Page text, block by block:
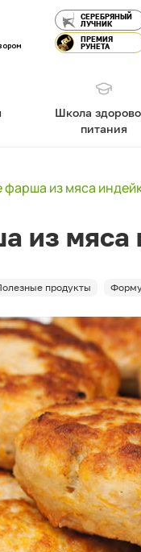
СЕРЕБРЯНЫЙ
ЛУЧНИК
ПРЕМИЯ
РУНЕТА
Школа
питания
фарша из мяса
из мяса
продукты